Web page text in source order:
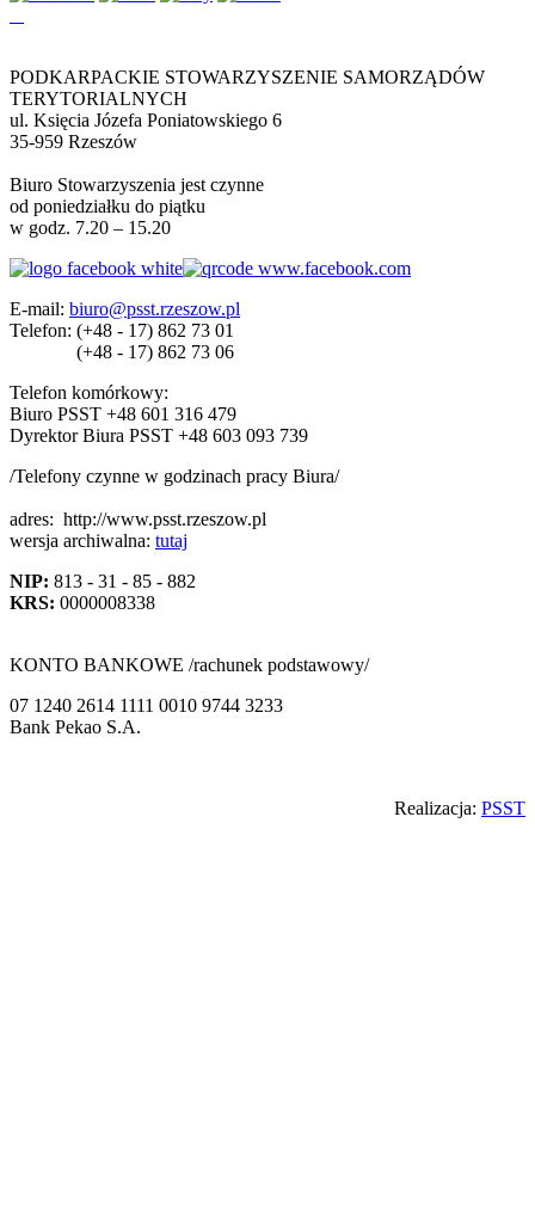
PODKARPACKIE STOWARZYSZENIE SAMORZĄDÓW
TERYTORIALNYCH
ul. Księcia Józefa Poniatowskiego 6
35-959 Rzeszów
Biuro Stowarzyszenia jest czynne
od poniedziałku do piątku
w godz. 7.20 – 15.20
E-mail: biuro@psst.rzeszow.pl
Telefon: (+48 - 17) 862 73 01
(+48 - 17) 862 73 06
Telefon komórkowy:
Biuro PSST +48 601 316 479
Dyrektor Biura PSST +48 603 093 739
/Telefony czynne w godzinach pracy Biura/
adres: http://www.psst.rzeszow.pl
wersja archiwalna: tutaj
NIP: 813 - 31 - 85 - 882
KRS: 0000008338
KONTO BANKOWE /rachunek podstawowy/
07 1240 2614 1111 0010 9744 3233
Bank Pekao S.A.
Realizacja: PSST